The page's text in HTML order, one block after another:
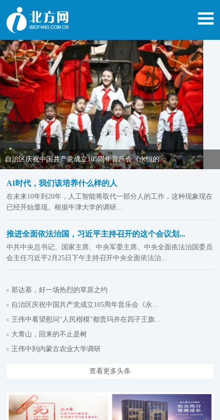
王伟中看望慰问“人民楷模”都贵玛并在四子王旗调研
AI时代，我们该培养什么样的人
在未来10年到20年，人工智能将取代一部分人的工作，这种现象现在
已经开始显现。根据牛津大学的调研...
推进全面依法治国，习近平主持召开的这个会议划...
中共中央总书记、国家主席、中央军委主席、中央全面依法治国委员
会主任习近平2月25日下午主持召开中央全面依法治...
那达慕，好一场热烈的草原之约
自治区庆祝中国共产党成立105周年音乐会《永...
王伟中看望慰问“人民楷模”都贵玛并在四子王旗...
大青山，回来的不止是树
王伟中到内蒙古农业大学调研
查看更多头条